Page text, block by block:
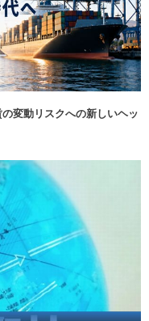
変動リスクへの新しいヘッ